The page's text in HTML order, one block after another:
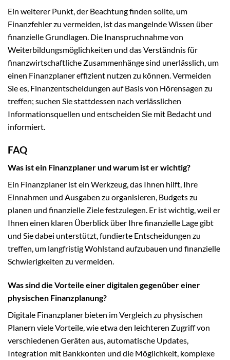
Ein weiterer Punkt, der Beachtung finden sollte, um
Finanzfehler zu vermeiden, ist das mangelnde Wissen über
finanzielle Grundlagen. Die Inanspruchnahme von
Weiterbildungsmöglichkeiten und das Verständnis für
finanzwirtschaftliche Zusammenhänge sind unerlässlich, um
einen Finanzplaner effizient nutzen zu können. Vermeiden
Sie es, Finanzentscheidungen auf Basis von Hörensagen zu
treffen; suchen Sie stattdessen nach verlässlichen
Informationsquellen und entscheiden Sie mit Bedacht und
informiert.
FAQ
Was ist ein Finanzplaner und warum ist er wichtig?
Ein Finanzplaner ist ein Werkzeug, das Ihnen hilft, Ihre
Einnahmen und Ausgaben zu organisieren, Budgets zu
planen und finanzielle Ziele festzulegen. Er ist wichtig, weil er
Ihnen einen klaren Überblick über Ihre finanzielle Lage gibt
und Sie dabei unterstützt, fundierte Entscheidungen zu
treffen, um langfristig Wohlstand aufzubauen und finanzielle
Schwierigkeiten zu vermeiden.
Was sind die Vorteile einer digitalen gegenüber einer
physischen Finanzplanung?
Digitale Finanzplaner bieten im Vergleich zu physischen
Planern viele Vorteile, wie etwa den leichteren Zugriff von
verschiedenen Geräten aus, automatische Updates,
Integration mit Bankkonten und die Möglichkeit, komplexe